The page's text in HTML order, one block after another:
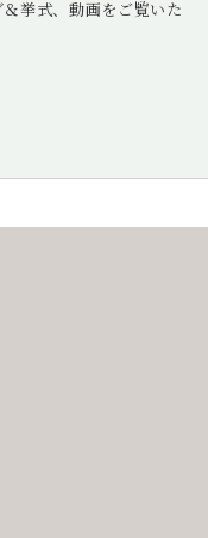
挙式、動画をご覧いた